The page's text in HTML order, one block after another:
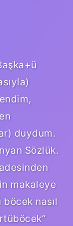
duydum.
Sözlük.
makaleye
nasıl